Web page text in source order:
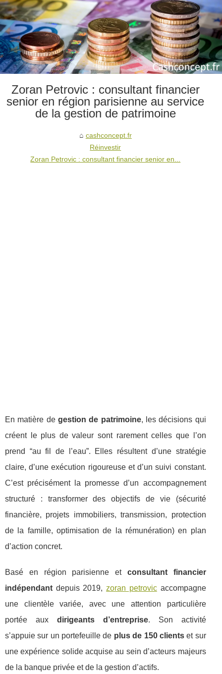
Zoran Petrovic : consultant financier
senior en région parisienne au service
de la gestion de patrimoine
cashconcept.fr
Réinvestir
Zoran Petrovic : consultant financier senior en...
En matière de gestion de patrimoine, les décisions qui
créent le plus de valeur sont rarement celles que l’on
prend “au fil de l’eau”. Elles résultent d’une stratégie
claire, d’une exécution rigoureuse et d’un suivi constant.
C’est précisément la promesse d’un accompagnement
structuré : transformer des objectifs de vie (sécurité
financière, projets immobiliers, transmission, protection
de la famille, optimisation de la rémunération) en plan
d’action concret.
Basé en région parisienne et consultant financier
indépendant depuis 2019,zoran petrovicaccompagne
une clientèle variée, avec une attention particulière
portée aux dirigeants d’entreprise. Son activité
s’appuie sur un portefeuille de plus de 150 clientset sur
une expérience solide acquise au sein d’acteurs majeurs
de la banque privée et de la gestion d’actifs.